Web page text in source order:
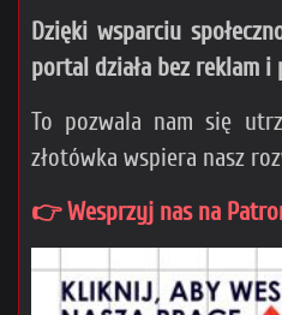
Dzięki wsparciu
portal działa bez reklam
To pozwala nam się
złotówka wspiera nasz
👉 Wesprzyj nas na